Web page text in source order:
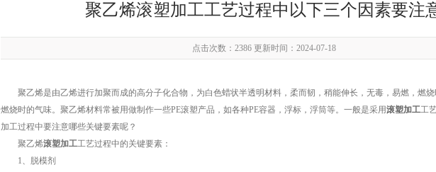
聚乙烯滚塑加工工艺过程中以下三个因素要注
点击次数：2386 更新时间：2024-07-18
聚乙烯是由乙烯进行加聚而成的高分子化合物，为白色蜡状半透明材料，柔而韧，稍能伸长，无毒，易燃，燃烧
燃烧时的气味。聚乙烯材料常被用做制作一些PE滚塑产品，如各种PE容器，浮标，浮筒等。一般是采用滚塑加工工
加工过程中要注意哪些关键要素呢？
聚乙烯滚塑加工工艺过程中的关键要素：
1、脱模剂